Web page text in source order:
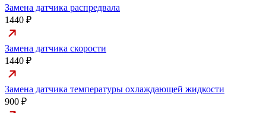
Замена датчика распредвала
1440 ₽
Замена датчика скорости
1440 ₽
Замена датчика температуры охлаждающей жидкости
900 ₽